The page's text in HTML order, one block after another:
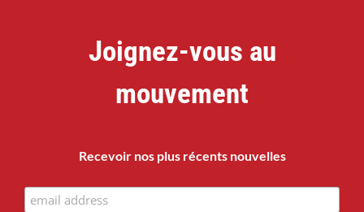
Joignez-vous au
mouvement
Recevoir nos plus récents nouvelles